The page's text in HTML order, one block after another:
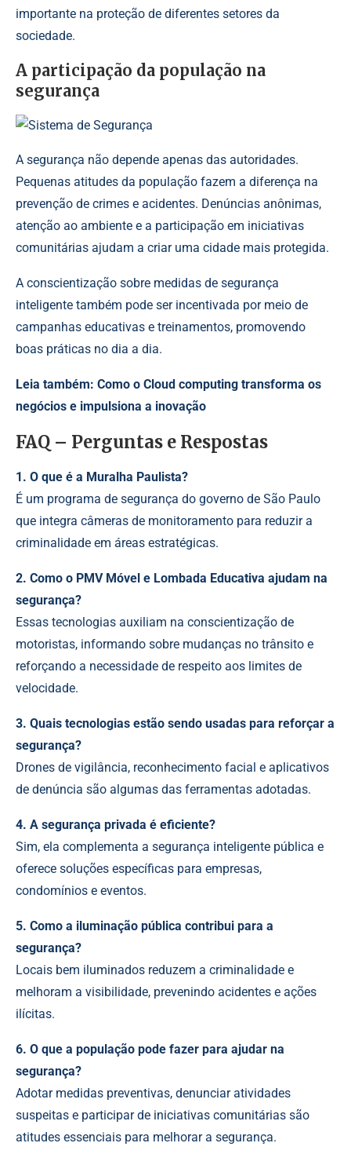
importante na proteção de diferentes setores da
sociedade.
A participação da população na
segurança
A segurança não depende apenas das autoridades.
Pequenas atitudes da população fazem a diferença na
prevenção de crimes e acidentes. Denúncias anônimas,
atenção ao ambiente e a participação em iniciativas
comunitárias ajudam a criar uma cidade mais protegida.
A conscientização sobre medidas de segurança
inteligente também pode ser incentivada por meio de
campanhas educativas e treinamentos, promovendo
boas práticas no dia a dia.
Leia também: Como o Cloud computing transforma os
negócios e impulsiona a inovação
FAQ – Perguntas e Respostas
1. O que é a Muralha Paulista?
É um programa de segurança do governo de São Paulo
que integra câmeras de monitoramento para reduzir a
criminalidade em áreas estratégicas.
2. Como o PMV Móvel e Lombada Educativa ajudam na
segurança?
Essas tecnologias auxiliam na conscientização de
motoristas, informando sobre mudanças no trânsito e
reforçando a necessidade de respeito aos limites de
velocidade.
3. Quais tecnologias estão sendo usadas para reforçar a
segurança?
Drones de vigilância, reconhecimento facial e aplicativos
de denúncia são algumas das ferramentas adotadas.
4. A segurança privada é eficiente?
Sim, ela complementa a segurança inteligente pública e
oferece soluções específicas para empresas,
condomínios e eventos.
5. Como a iluminação pública contribui para a
segurança?
Locais bem iluminados reduzem a criminalidade e
melhoram a visibilidade, prevenindo acidentes e ações
ilícitas.
6. O que a população pode fazer para ajudar na
segurança?
Adotar medidas preventivas, denunciar atividades
suspeitas e participar de iniciativas comunitárias são
atitudes essenciais para melhorar a segurança.